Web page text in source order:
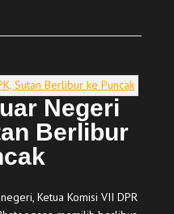
Negeri
Berlibur
Ketua Komisi VII DPR